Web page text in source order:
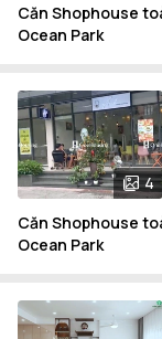
Căn Shophouse
Ocean Park
4
Căn Shophouse
Ocean Park